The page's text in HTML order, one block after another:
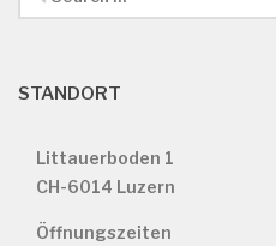
for:
STANDORT
Littauerboden 1
CH-6014 Luzern
Öffnungszeiten